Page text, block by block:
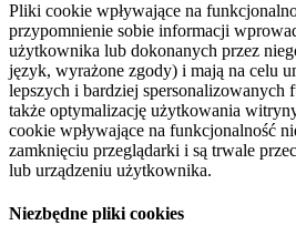
Pliki cookie wpływające na
przypomnienie sobie informacji
użytkownika lub dokonanych przez
język, wyrażone zgody) i mają na celu
lepszych i bardziej
także optymalizację użytkowania
cookie wpływające na funkcjonalność
zamknięciu przeglądarki i są trwale
lub urządzeniu użytkownika.
Niezbędne pliki cookies